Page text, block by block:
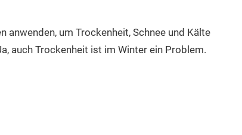
um Trockenheit, Schnee und Kälte
auch Trockenheit ist im Winter ein Problem.